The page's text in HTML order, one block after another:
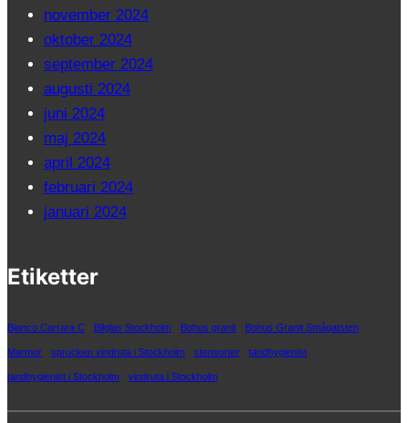
november 2024
oktober 2024
september 2024
augusti 2024
juni 2024
maj 2024
april 2024
februari 2024
januari 2024
Etiketter
Bianco Carrara C Bilglas Stockholm Bohus granit Bohus Granit Smågatsten
Marmor sprucken vindruta i Stockholm stensorter tandhygienist
tandhygienist i Stockholm vindruta i Stockholm